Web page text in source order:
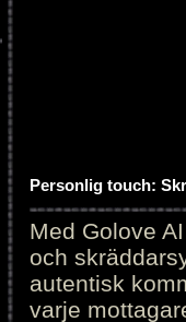
Personlig touch:
Med Golove
och
autentisk
varje